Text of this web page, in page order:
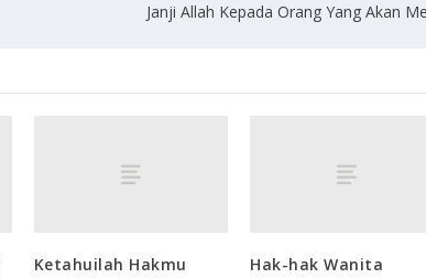
Janji Allah Kepada Orang Yang Akan
Ketahuilah Hakmu
Hak-hak Wanita